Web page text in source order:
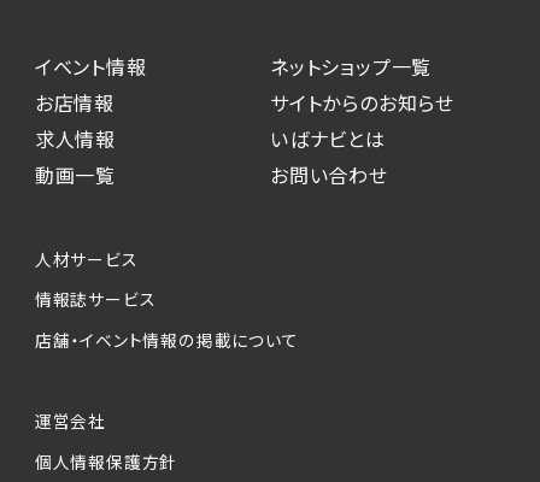
イベント情報
お店情報
求人情報
動画一覧
ネットショップ一覧
サイトからのお知らせ
いばナビとは
お問い合わせ
人材サービス
情報誌サービス
店舗・イベント情報の掲載について
運営会社
個人情報保護方針